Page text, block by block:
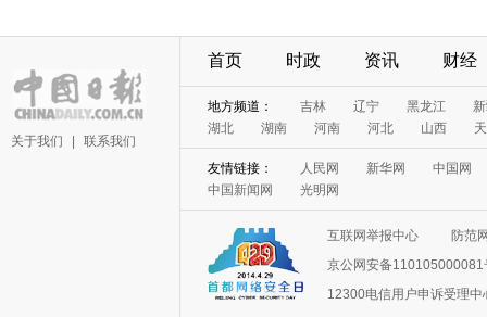
关于我们 联系我们
首页 时政 资讯 财经
地方频道： 吉林 辽宁 黑龙江
湖北
湖南 河南 河北 山西
友情链接： 人民网 新华网
中国网
中国新闻网
光明网
互联网举报中心
防范
京公网安备110105000081
12300电信用户申诉受理中